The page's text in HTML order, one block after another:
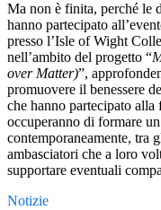
Ma non è finita, perché le
hanno partecipato
presso l’Isle of Wight
nell’ambito del progetto “
over Matter)”,
promuovere il benessere
che hanno partecipato
occuperanno di formare
contemporaneamente, tra
ambasciatori che a loro
supportare eventuali
Notizie